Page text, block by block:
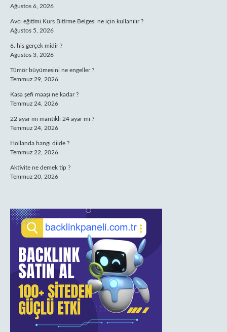
Ağustos 6, 2026
Avcı eğitimi Kurs Bitirme Belgesi ne için kullanılır ?
Ağustos 5, 2026
6. his gerçek midir ?
Ağustos 3, 2026
Tümör büyümesini ne engeller ?
Temmuz 29, 2026
Kasa şefi maaşı ne kadar ?
Temmuz 24, 2026
22 ayar mı mantıklı 24 ayar mı ?
Temmuz 24, 2026
Hollanda hangi dilde ?
Temmuz 22, 2026
Aktivite ne demek tip ?
Temmuz 20, 2026